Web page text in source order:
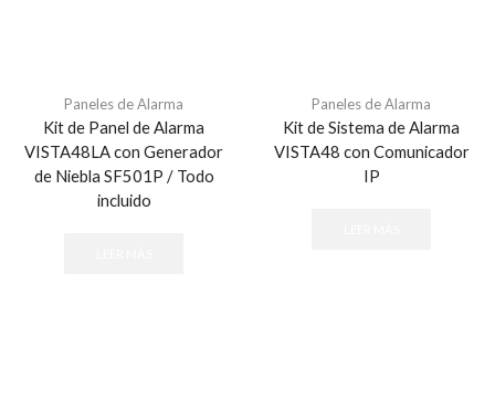
Paneles de Alarma
Kit de Panel de Alarma
VISTA48LA con Generador
de Niebla SF501P / Todo
incluido
Paneles de Alarma
Kit de Sistema de Alarma
VISTA48 con Comunicador
IP